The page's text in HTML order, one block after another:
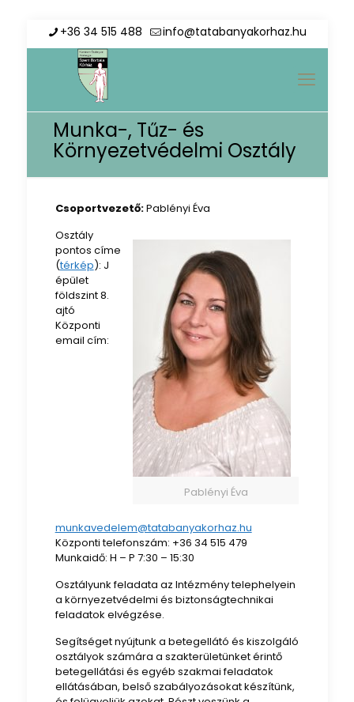
+36 34 515 488 info@tatabanyakorhaz.hu
Munka-, Tűz- és
Környezetvédelmi Osztály
Csoportvezető:Pablényi Éva
Pablényi Éva
Osztály
pontos címe
(térkép): J
épület
földszint 8.
ajtó
Központi
email cím:
munkavedelem@tatabanyakorhaz.hu
Központi telefonszám: +36 34 515 479
Munkaidő: H – P 7:30 – 15:30
Osztályunk feladata az Intézmény telephelyein
a környezetvédelmi és biztonságtechnikai
feladatok elvégzése.
Segítséget nyújtunk a betegellátó és kiszolgáló
osztályok számára a szakterületünket érintő
betegellátási és egyéb szakmai feladatok
ellátásában, belső szabályozásokat készítünk,